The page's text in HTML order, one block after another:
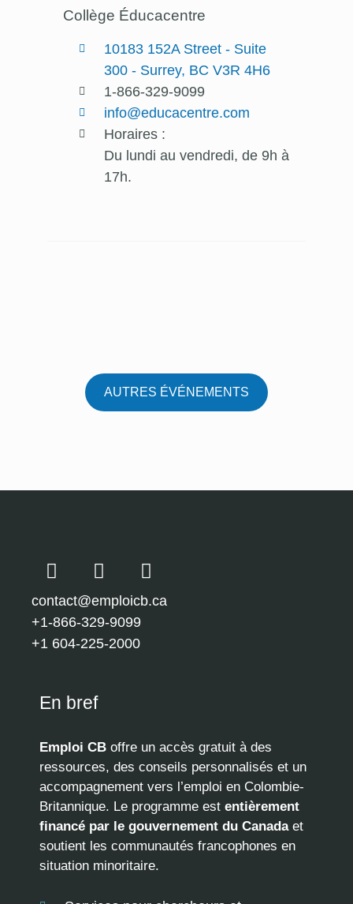
Collège Éducacentre
10183 152A Street - Suite
300 - Surrey, BC V3R 4H6
1-866-329-9099
info@educacentre.com
Horaires :
Du lundi au vendredi, de 9h à
17h.
AUTRES ÉVÉNEMENTS
contact@emploicb.ca
+1-866-329-9099
+1 604-225-2000
En bref
Emploi CB offre un accès gratuit à des
ressources, des conseils personnalisés et un
accompagnement vers l’emploi en Colombie-
Britannique. Le programme est entièrement
financé par le gouvernement du Canadaet
soutient les communautés francophones en
situation minoritaire.